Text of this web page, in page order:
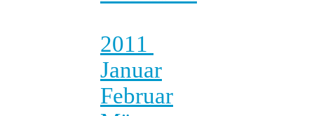
2011
Januar
Februar